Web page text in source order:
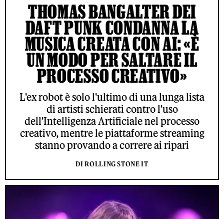
THOMAS BANGALTER DEI
DAFT PUNK CONDANNA LA
MUSICA CREATA CON AI: «È
UN MODO PER SALTARE IL
PROCESSO CREATIVO»
L'ex robot è solo l'ultimo di una lunga lista
di artisti schierati contro l'uso
dell'Intelligenza Artificiale nel processo
creativo, mentre le piattaforme streaming
stanno provando a correre ai ripari
DI ROLLING STONE IT